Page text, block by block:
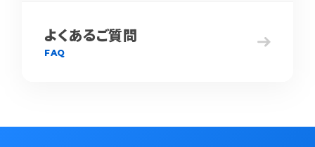
よくあるご質問
FAQ